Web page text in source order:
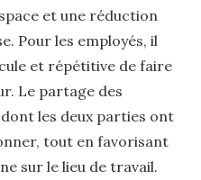
et une réduction
Pour les employés, il
et répétitive de faire
Le partage des
les deux parties ont
tout en favorisant
sur le lieu de travail.